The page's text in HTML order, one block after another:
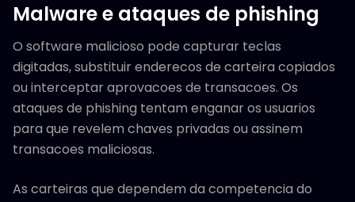
Malware e ataques de phishing
O software malicioso pode capturar teclas
digitadas, substituir enderecos de carteira copiados
ou interceptar aprovacoes de transacoes. Os
ataques de phishing tentam enganar os usuarios
para que revelem chaves privadas ou assinem
transacoes maliciosas.
As carteiras que dependem da competencia do